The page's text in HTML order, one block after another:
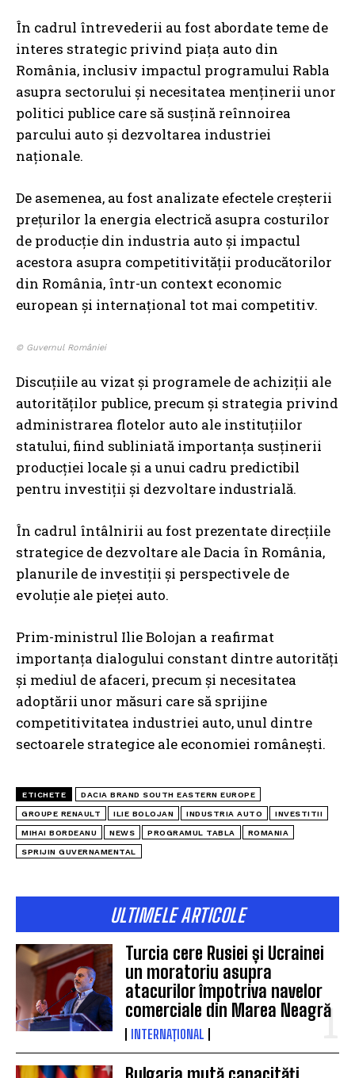
În cadrul întrevederii au fost abordate teme de
interes strategic privind piața auto din
România, inclusiv impactul programului Rabla
asupra sectorului și necesitatea menținerii unor
politici publice care să susțină reînnoirea
parcului auto și dezvoltarea industriei
naționale.
De asemenea, au fost analizate efectele creșterii
prețurilor la energia electrică asupra costurilor
de producție din industria auto și impactul
acestora asupra competitivității producătorilor
din România, într-un context economic
european și internațional tot mai competitiv.
© Guvernul României
Discuțiile au vizat și programele de achiziții ale
autorităților publice, precum și strategia privind
administrarea flotelor auto ale instituțiilor
statului, fiind subliniată importanța susținerii
producției locale și a unui cadru predictibil
pentru investiții și dezvoltare industrială.
În cadrul întâlnirii au fost prezentate direcțiile
strategice de dezvoltare ale Dacia în România,
planurile de investiții și perspectivele de
evoluție ale pieței auto.
Prim-ministrul Ilie Bolojan a reafirmat
importanța dialogului constant dintre autorități
și mediul de afaceri, precum și necesitatea
adoptării unor măsuri care să sprijine
competitivitatea industriei auto, unul dintre
sectoarele strategice ale economiei românești.
ETICHETE DACIA BRAND SOUTH EASTERN EUROPE
GROUPE RENAULT ILIE BOLOJAN INDUSTRIA AUTO INVESTITII
MIHAI BORDEANU NEWS PROGRAMUL TABLA ROMANIA
SPRIJIN GUVERNAMENTAL
ULTIMELE ARTICOLE
Turcia cere Rusiei și Ucrainei
un moratoriu asupra
atacurilor împotriva navelor
comerciale din Marea Neagră
INTERNAȚIONAL